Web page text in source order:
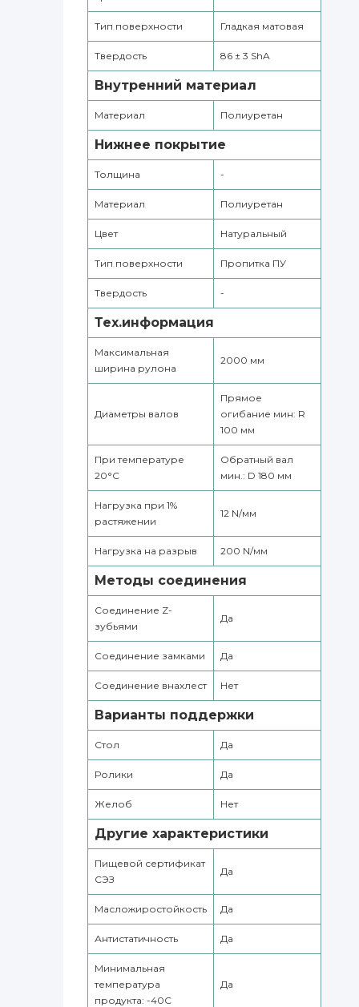
Тип поверхности Гладкая матовая
Твердость 86 ± 3 ShA
Внутренний материал
Материал Полиуретан
Нижнее покрытие
Толщина -
Материал Полиуретан
Цвет Натуральный
Тип поверхности Пропитка ПУ
Твердость -
Тех.информация
Максимальная
ширина рулона
2000 мм
Диаметры валов
Прямое
огибание мин: R
100 мм
При температуре
20°С
Обратный вал
мин.: D 180 мм
Нагрузка при 1%
растяжении
12 N/мм
Нагрузка на разрыв 200 N/мм
Методы соединения
Соединение Z-
зубьями
Да
Соединение замками Да
Соединение внахлест Нет
Варианты поддержки
Стол Да
Ролики Да
Желоб Нет
Другие характеристики
Пищевой сертификат
СЭЗ
Да
Масложиростойкость Да
Антистатичность Да
Минимальная
температура
продукта: -40С
Да